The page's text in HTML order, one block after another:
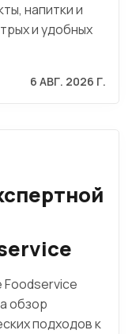
напитки и
и удобных
6 АВГ. 2026 Г.
Foodservice
обзор
подходов к